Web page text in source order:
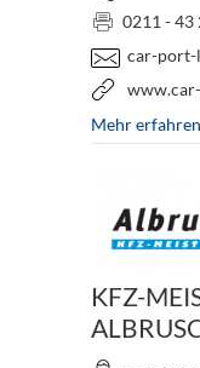
0211 - 43
car-port-
Mehr erfahren
KFZ-